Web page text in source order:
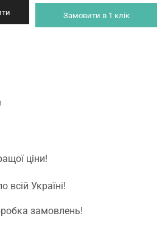
Замовити в 1 клік
ціни!
всій Україні!
замовлень!